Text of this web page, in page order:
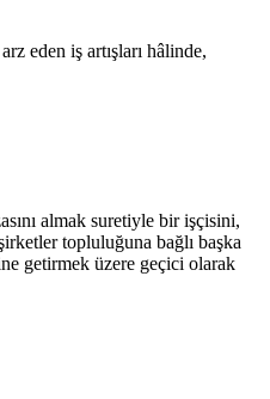
eden iş artışları hâlinde,
almak suretiyle bir işçisini,
topluluğuna bağlı başka
getirmek üzere geçici olarak